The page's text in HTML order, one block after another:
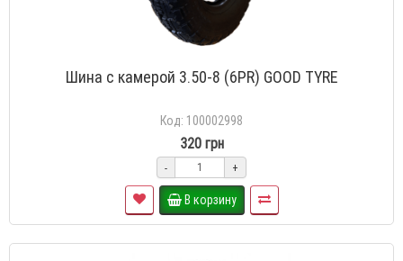
Шина с камерой 3.50-8 (6PR) GOOD TYRE
Код: 100002998
320 грн
- +
В корзину